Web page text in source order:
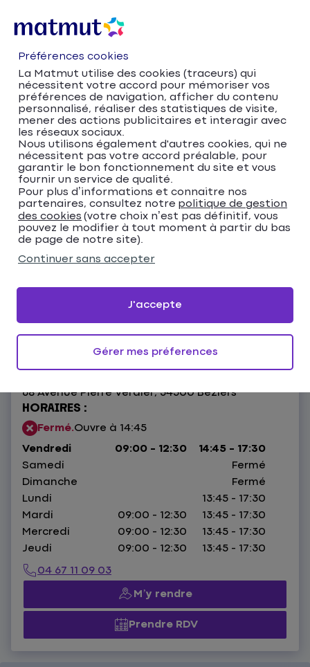
Accueil
Trouver votre agence Matmut
Occitanie
Hérault
Béziers
Matmut Assurances 68 Avenue Pierre Verdier,
Béziers
Matmut Assurances 68
Avenue Pierre Verdier,
Béziers
Donnez votre avis
68 Avenue Pierre Verdier, 34500 Béziers
HORAIRES :
Fermé.Ouvre à 14:45
Vendredi
09:00 - 12:30
14:45 - 17:30
Samedi
Fermé
Dimanche
Fermé
Lundi
13:45 - 17:30
Mardi
09:00 - 12:30
13:45 - 17:30
Mercredi
09:00 - 12:30
13:45 - 17:30
Jeudi
09:00 - 12:30
13:45 - 17:30
04 67 11 09 03
M’y rendre
Prendre RDV
Préférences cookies
La Matmut utilise des cookies (traceurs) qui
nécessitent votre accord pour mémoriser vos
préférences de navigation, afficher du contenu
personnalisé, réaliser des statistiques de visite,
mener des actions publicitaires et interagir avec
les réseaux sociaux.
Nous utilisons également d'autres cookies, qui ne
nécessitent pas votre accord préalable, pour
garantir le bon fonctionnement du site et vous
fournir un service de qualité.
Pour plus d’informations et connaitre nos
partenaires, consultez notre politique de gestion
des cookies (votre choix n’est pas définitif, vous
pouvez le modifier à tout moment à partir du bas
de page de notre site).
Continuer sans accepter
Gérer mes préferences
J'accepte